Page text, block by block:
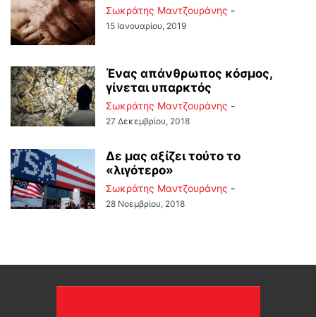
Σωκράτης Μαντζουράνης -
15 Ιανουαρίου, 2019
Ένας απάνθρωπος κόσμος,
γίνεται υπαρκτός
Σωκράτης Μαντζουράνης -
27 Δεκεμβρίου, 2018
Δε μας αξίζει τούτο το
«λιγότερο»
Σωκράτης Μαντζουράνης -
28 Νοεμβρίου, 2018